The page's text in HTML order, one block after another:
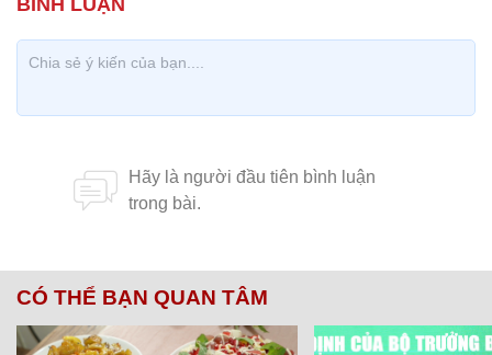
CÓ THỂ BẠN QUAN TÂM